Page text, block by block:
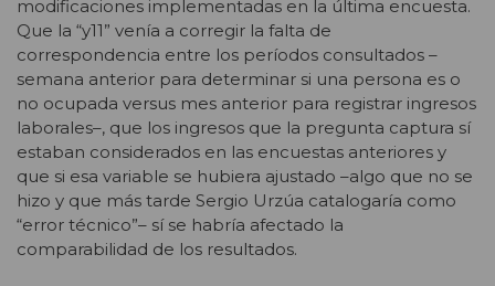
modificaciones implementadas en la última encuesta.
Que la “y11” venía a corregir la falta de
correspondencia entre los períodos consultados –
semana anterior para determinar si una persona es o
no ocupada versus mes anterior para registrar ingresos
laborales–, que los ingresos que la pregunta captura sí
estaban considerados en las encuestas anteriores y
que si esa variable se hubiera ajustado –algo que no se
hizo y que más tarde Sergio Urzúa catalogaría como
“error técnico”– sí se habría afectado la
comparabilidad de los resultados.